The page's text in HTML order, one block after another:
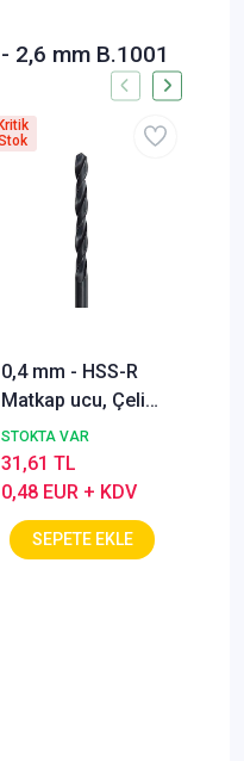
2,6 mm B.1001
0,4 mm - HSS-R
Matkap ucu, Çelik,
Demir, Metal,
Alüminyum, Ahşap
Delik Delme ucu
STOKTA VAR
0,48 EUR + KDV
31,61 TL
Kritik